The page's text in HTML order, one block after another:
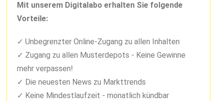
Mit unserem Digitalabo erhalten Sie folgende
Vorteile:
Unbegrenzter Online-Zugang zu allen Inhalten
Zugang zu allen Musterdepots - Keine Gewinne
mehr verpassen!
Die neuesten News zu Markttrends
Keine Mindestlaufzeit - monatlich kündbar